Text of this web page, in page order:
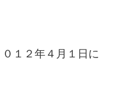
１２年４月１日に